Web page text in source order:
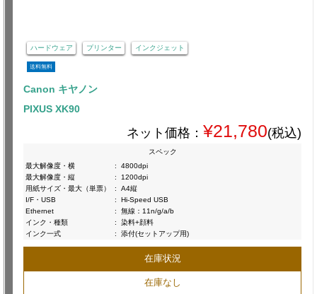
ハードウェア プリンター インクジェット
送料無料
Canon キヤノン
PIXUS XK90
ネット価格： ¥21,780(税込)
スペック
最大解像度・横
:
4800dpi
最大解像度・縦
:
1200dpi
用紙サイズ・最大（単票）
:
A4縦
I/F・USB
:
Hi-Speed USB
Ethernet
:
無線：11n/g/a/b
インク・種類
:
染料+顔料
インク一式
: 添付(セットアップ用)
在庫状況
在庫なし